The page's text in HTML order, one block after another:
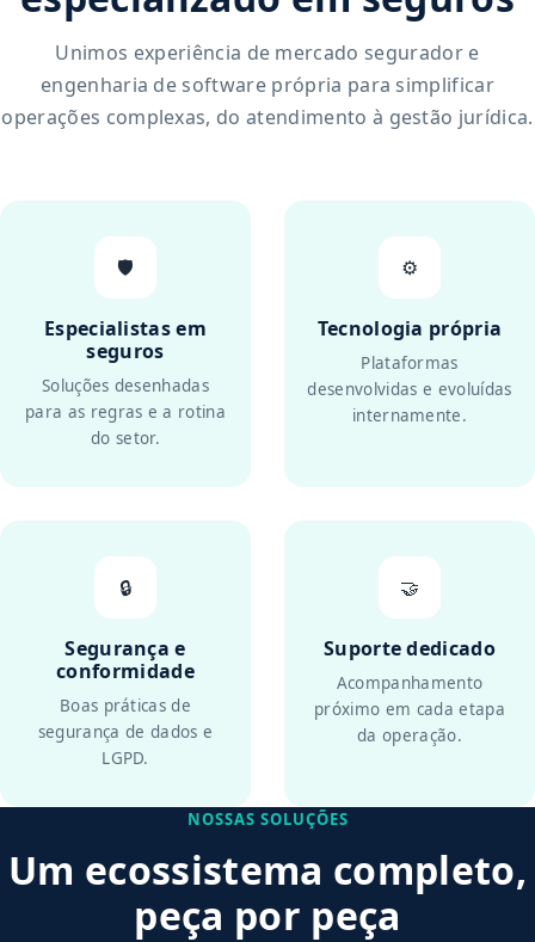
Unimos experiência de mercado segurador e
engenharia de software própria para simplificar
operações complexas, do atendimento à gestão jurídica.
🛡️
Especialistas em
seguros
Soluções desenhadas
para as regras e a rotina
do setor.
⚙️
Tecnologia própria
Plataformas
desenvolvidas e evoluídas
internamente.
🔒
Segurança e
conformidade
Boas práticas de
segurança de dados e
LGPD.
🤝
Suporte dedicado
Acompanhamento
próximo em cada etapa
da operação.
NOSSAS SOLUÇÕES
Um ecossistema completo,
peça por peça